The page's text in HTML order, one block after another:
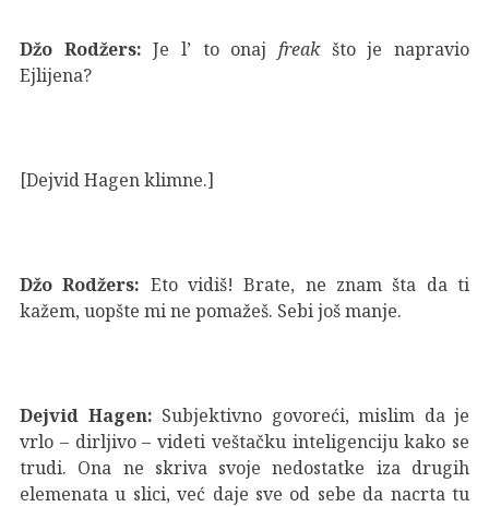
Džo Rodžers:Je l’ to onaj freakšto je napravio
Ejlijena?
[Dejvid Hagen klimne.]
Džo Rodžers: Eto vidiš! Brate, ne znam šta da ti
kažem, uopšte mi ne pomažeš. Sebi još manje.
Dejvid Hagen: Subjektivno govoreći, mislim da je
vrlo – dirljivo – videti veštačku inteligenciju kako se
trudi. Ona ne skriva svoje nedostatke iza drugih
elemenata u slici, već daje sve od sebe da nacrta tu